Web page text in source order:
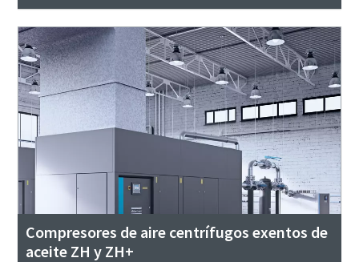
Compresores de aire centrífugos exentos de
aceite ZH y ZH+